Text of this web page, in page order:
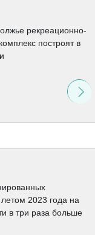
рекреационно-
построят в
2023 года на
в три раза больше